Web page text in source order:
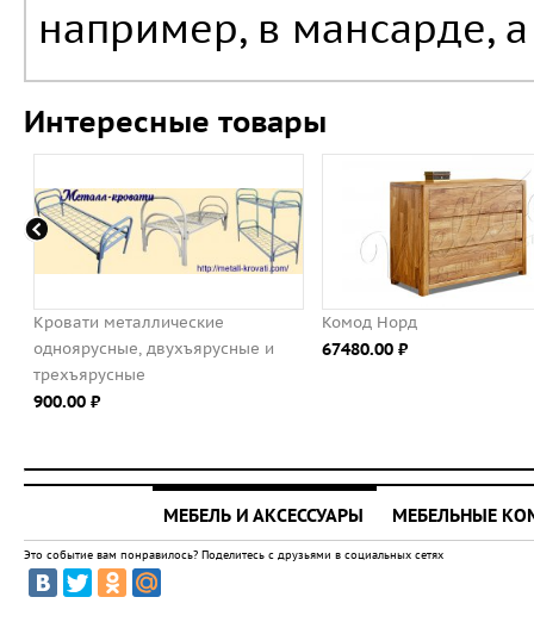
например, в мансарде,
Интересные товары
и
Комод Норд
67480.00 ⃏
МЕБЕЛЬ И АКСЕССУАРЫ МЕБЕЛЬНЫЕ
Это событие вам понравилось? Поделитесь с друзьями в социальных сетях